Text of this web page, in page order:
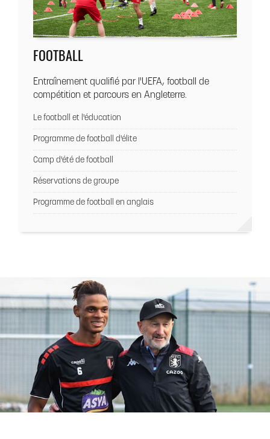
FOOTBALL
Entraînement qualifié par l'UEFA, football de
compétition et parcours en Angleterre.
Le football et l'éducation
Programme de football d'élite
Camp d'été de football
Réservations de groupe
Programme de football en anglais